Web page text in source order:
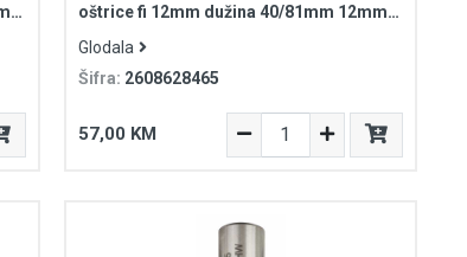
oštrice fi 12mm dužina 40/81mm 12mm
Glodala
Šifra: 2608628465
57,00 KM